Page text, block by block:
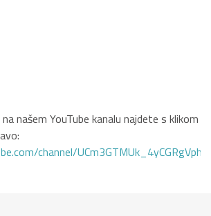
našem YouTube kanalu najdete s klikom
channel/